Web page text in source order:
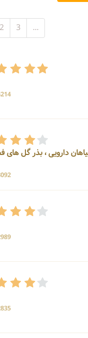
2 3 ...
4214
گیاهان دارویی ، بذر گل
3092
2989
2835